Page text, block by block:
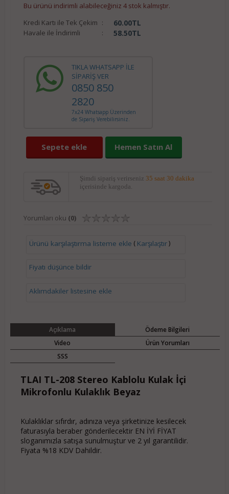
Bu ürünü indirimli alabileceğiniz 4 stok kalmıştır.
Kredi Kartı ile Tek Çekim : 60.00TL
Havale ile İndirimli : 58.50TL
TIKLA WHATSAPP İLE
SİPARİŞ VER
0850 850
2820
7x24 Whatsapp Üzerinden
de Sipariş Verebilirsiniz.
Sepete ekle Hemen Satın Al
Şimdi sipariş verirseniz 35 saat 30 dakika
içerisinde kargoda.
Yorumları oku (0)
Ürünü karşılaştırma listeme ekle ( Karşılaştır)
Fiyatı düşünce bildir
Aklımdakiler listesine ekle
Açıklama
Ödeme Bilgileri
Video
Ürün Yorumları
SSS
TLAI TL-208 Stereo Kablolu Kulak İçi
Mikrofonlu Kulaklık Beyaz
Kulaklıklar sıfırdır, adınıza veya şirketinize kesilecek
faturasıyla beraber gönderilecektir EN İYİ FİYAT
sloganımızla satışa sunulmuştur ve 2 yıl garantilidir.
Fiyata %18 KDV Dahildir.